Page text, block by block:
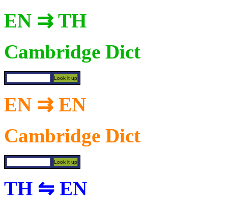
EN ⇉ TH
Cambridge Dict
EN ⇉ EN
Cambridge Dict
TH ⇋ EN